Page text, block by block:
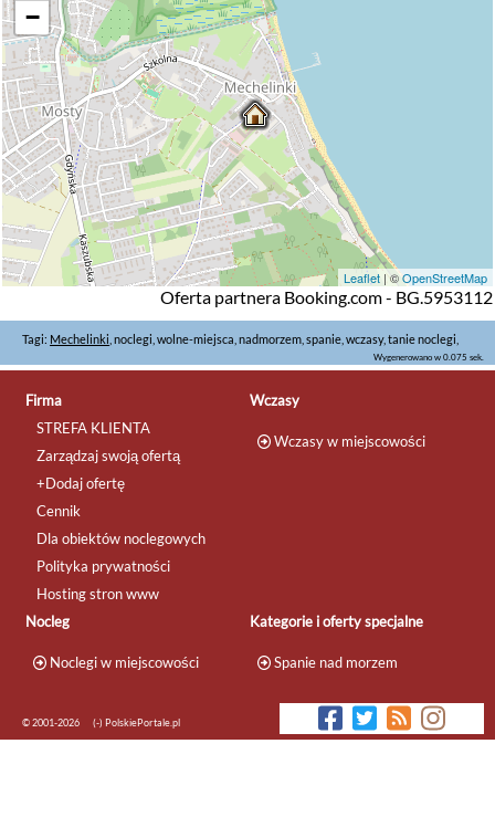
−
Leaflet | ©OpenStreetMap
Oferta partnera Booking.com - BG.5953112
Tagi: Mechelinki , noclegi, wolne-miejsca, nadmorzem, spanie, wczasy, tanie noclegi,
Wygenerowano w 0.075 sek.
Firma
STREFA KLIENTA
Zarządzaj swoją ofertą
+Dodaj ofertę
Cennik
Dla obiektów noclegowych
Polityka prywatności
Hosting stron www
Wczasy
Wczasy w miejscowości
Nocleg
Noclegi w miejscowości
Kategorie i oferty specjalne
Spanie nad morzem
© 2001-2026 (-) PolskiePortale.pl